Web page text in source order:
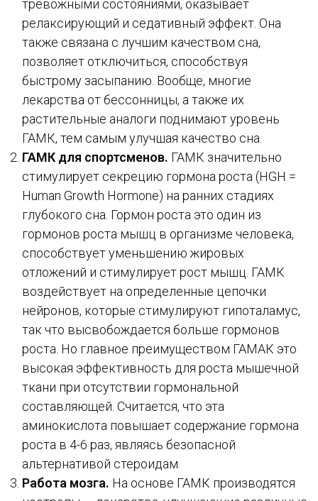
тревожными состояниями, оказывает
релаксирующий и седативный эффект. Она
также связана с лучшим качеством сна,
позволяет отключиться, способствуя
быстрому засыпанию. Вообще, многие
лекарства от бессонницы, а также их
растительные аналоги поднимают уровень
ГАМК, тем самым улучшая качество сна.
ГАМК для спортсменов. ГАМК значительно
стимулирует секрецию гормона роста (HGH =
Human Growth Hormone) на ранних стадиях
глубокого сна. Гормон роста это один из
гормонов роста мышц в организме человека,
способствует уменьшению жировых
отложений и стимулирует рост мышц. ГАМК
воздействует на определенные цепочки
нейронов, которые стимулируют гипоталамус,
так что высвобождается больше гормонов
роста. Но главное преимуществом ГАМАК это
высокая эффективность для роста мышечной
ткани при отсутствии гормональной
составляющей. Считается, что эта
аминокислота повышает содержание гормона
роста в 4-6 раз, являясь безопасной
альтернативой стероидам.
Работа мозга. На основе ГАМК производятся